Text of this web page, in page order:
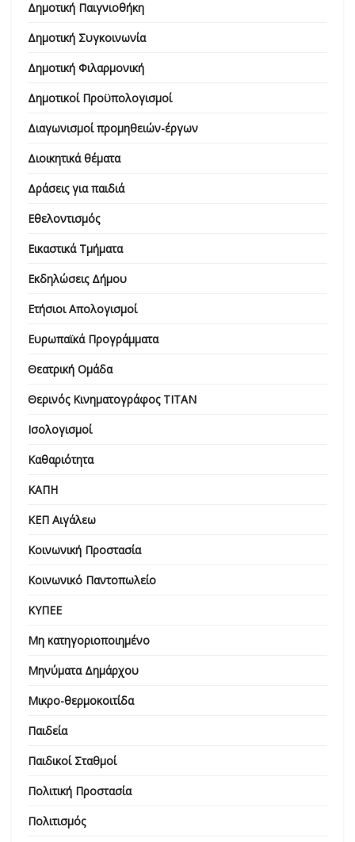
Δημοτική Παιγνιοθήκη
Δημοτική Συγκοινωνία
Δημοτική Φιλαρμονική
Δημοτικοί Προϋπολογισμοί
Διαγωνισμοί προμηθειών-έργων
Διοικητικά θέματα
Δράσεις για παιδιά
Εθελοντισμός
Εικαστικά Τμήματα
Εκδηλώσεις Δήμου
Ετήσιοι Απολογισμοί
Ευρωπαϊκά Προγράμματα
Θεατρική Ομάδα
Θερινός Κινηματογράφος ΤΙΤΑΝ
Ισολογισμοί
Καθαριότητα
ΚΑΠΗ
ΚΕΠ Αιγάλεω
Κοινωνική Προστασία
Κοινωνικό Παντοπωλείο
ΚΥΠΕΕ
Μη κατηγοριοποιημένο
Μηνύματα Δημάρχου
Μικρο-θερμοκοιτίδα
Παιδεία
Παιδικοί Σταθμοί
Πολιτική Προστασία
Πολιτισμός